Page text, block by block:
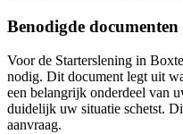
Benodigde
Voor de Starterslening in
nodig. Dit document legt uit
een belangrijk onderdeel van
duidelijk uw situatie schetst.
aanvraag.